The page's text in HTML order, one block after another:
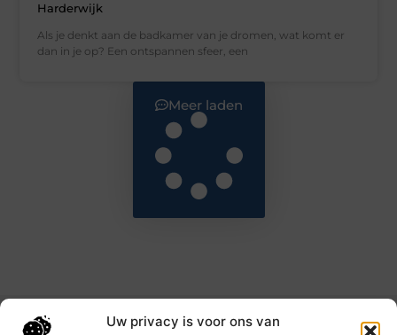
Uw privacy is voor ons van
Harderwijk
Als je denkt aan de badkamer van je dromen, wat komt er
dan in je op? Een ontspannen sfeer, een
Meer laden